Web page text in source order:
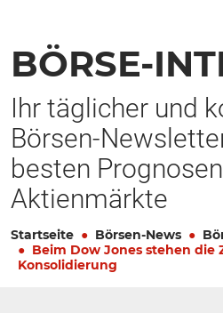
BÖRSE-
Ihr täglicher und
Börsen-
besten
Aktienmärkte
Startseite Börsen-News
Beim Dow Jones stehen die
Konsolidierung